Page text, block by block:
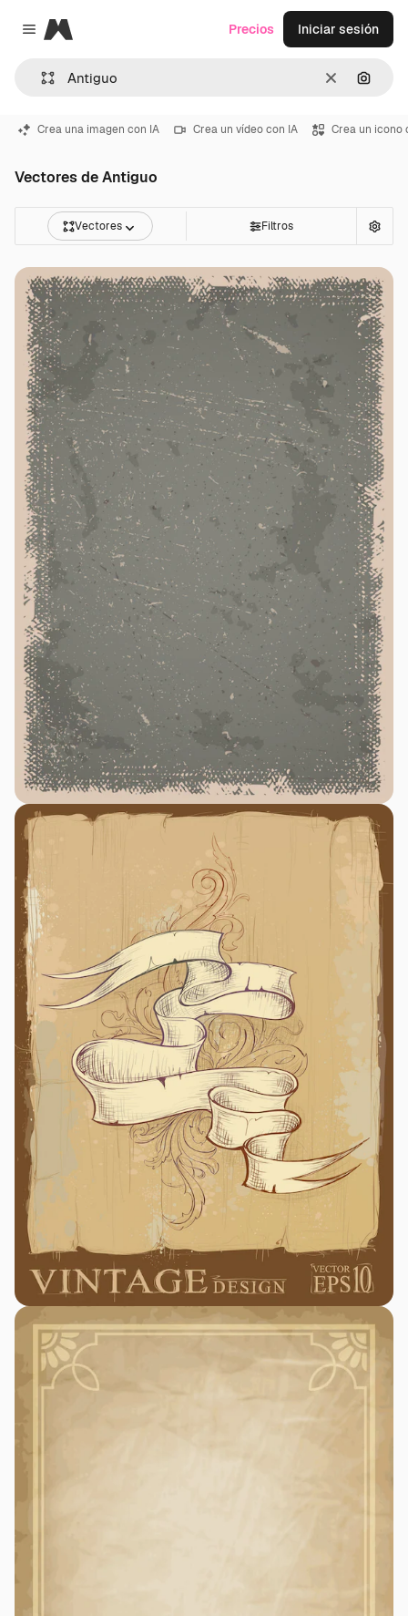
Close menu
Magnific
Borrar
Precios Iniciar sesión
Crea una imagen con IA Crea un vídeo con IA Crea un icono
Vectores de Antiguo
Vectores Filtros